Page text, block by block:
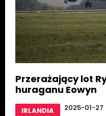
Przerażający lot
huraganu Eowyn
IRLANDIA 2025-01-27